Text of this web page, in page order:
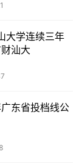
大学连续三年
汕大
东省投档线公